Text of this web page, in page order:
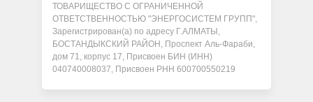
ТОВАРИЩЕСТВО С ОГРАНИЧЕННОЙ
ОТВЕТСТВЕННОСТЬЮ "ЭНЕРГОСИСТЕМ ГРУПП",
Зарегистрирован(а) по адресу Г.АЛМАТЫ,
БОСТАНДЫКСКИЙ РАЙОН, Проспект Аль-Фараби,
дом 71, корпус 17, Присвоен БИН (ИНН)
040740008037, Присвоен РНН 600700550219